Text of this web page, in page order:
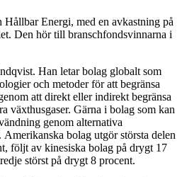
Hållbar Energi, med en avkastning på
Den hör till branschfondsvinnarna i
Han letar bolag globalt som
och metoder för att begränsa
att direkt eller indirekt begränsa
växthusgaser. Gärna i bolag som kan
genom alternativa
bolag utgör största delen
följt av kinesiska bolag på drygt 17
störst på drygt 8 procent.